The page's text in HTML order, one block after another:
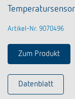
Artikel-Nr. 9070496
Zum Produkt
Datenblatt